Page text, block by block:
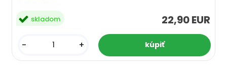
22,90 EUR
skladom
- +